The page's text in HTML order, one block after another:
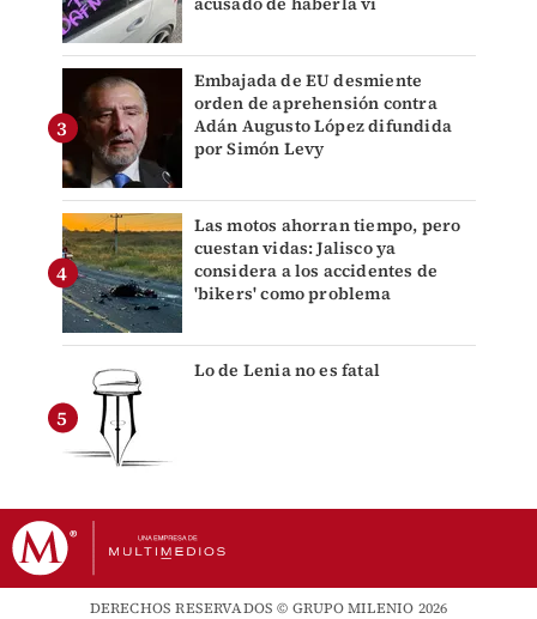
Embajada de EU desmiente
orden de aprehensión contra
Adán Augusto López difundida
por Simón Levy
Las motos ahorran tiempo, pero
cuestan vidas: Jalisco ya
considera a los accidentes de
'bikers' como problema
Lo de Lenia no es fatal
DERECHOS RESERVADOS © GRUPO MILENIO 2026